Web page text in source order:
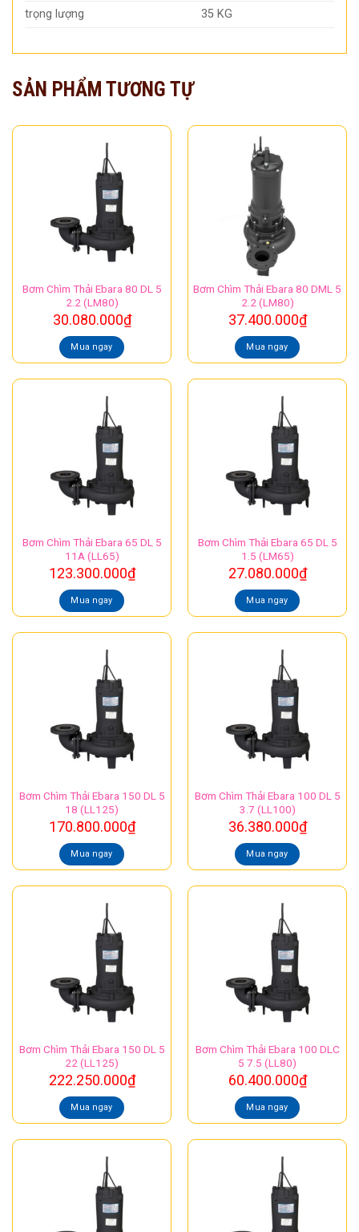
trọng lượng 35 KG
SẢN PHẨM TƯƠNG TỰ
Bơm Chìm Thải Ebara 80 DL 5
2.2 (LM80)
30.080.000₫
Mua ngay
Bơm Chìm Thải Ebara 80 DML 5
2.2 (LM80)
37.400.000₫
Mua ngay
Bơm Chìm Thải Ebara 65 DL 5
11A (LL65)
123.300.000₫
Mua ngay
Bơm Chìm Thải Ebara 65 DL 5
1.5 (LM65)
27.080.000₫
Mua ngay
Bơm Chìm Thải Ebara 150 DL 5
18 (LL125)
170.800.000₫
Mua ngay
Bơm Chìm Thải Ebara 100 DL 5
3.7 (LL100)
36.380.000₫
Mua ngay
Bơm Chìm Thải Ebara 150 DL 5
22 (LL125)
222.250.000₫
Mua ngay
Bơm Chìm Thải Ebara 100 DLC
5 7.5 (LL80)
60.400.000₫
Mua ngay